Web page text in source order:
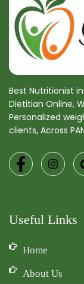
Best Nutritionist
Dietitian Online,
Personalized
clients, Across
Useful Links
Home
About Us